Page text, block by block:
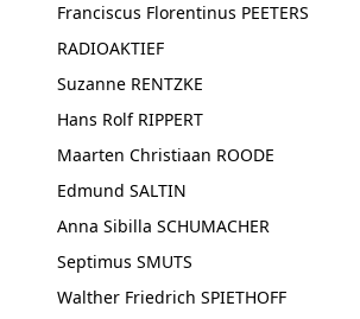
Franciscus Florentinus PEETERS
RADIOAKTIEF
Suzanne RENTZKE
Hans Rolf RIPPERT
Maarten Christiaan ROODE
Edmund SALTIN
Anna Sibilla SCHUMACHER
Septimus SMUTS
Walther Friedrich SPIETHOFF